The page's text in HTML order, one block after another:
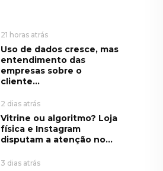
21 horas atrás
Uso de dados cresce, mas
entendimento das
empresas sobre o
cliente...
2 dias atrás
Vitrine ou algoritmo? Loja
física e Instagram
disputam a atenção no...
3 dias atrás